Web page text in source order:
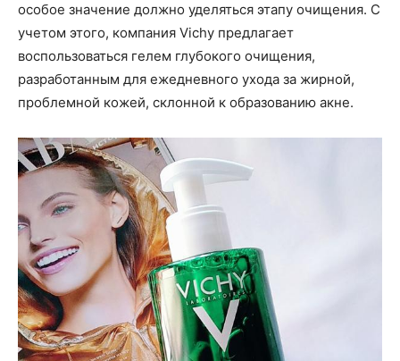
о
нем
особое значение должно уделяться этапу очищения. С
учетом этого, компания Vichy предлагает
воспользоваться гелем глубокого очищения,
разработанным для ежедневного ухода за жирной,
проблемной кожей, склонной к образованию акне.